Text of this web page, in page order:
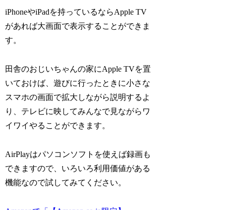
iPhoneやiPadを持っているならApple TV
があれば大画面で表示することができま
す。
田舎のおじいちゃんの家にApple TVを置
いておけば、遊びに行ったときに小さな
スマホの画面で拡大しながら説明するよ
り、テレビに映してみんなで見ながらワ
イワイやることができます。
AirPlayはパソコンソフトを使えば録画も
できますので、いろいろ利用価値がある
機能なので試してみてください。